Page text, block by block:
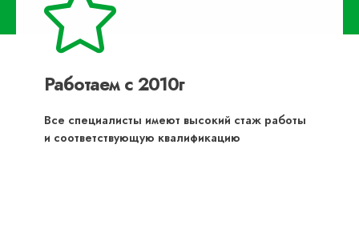
Работаем с 2010г
Все специалисты имеют высокий стаж работы
и соответствующую квалификацию